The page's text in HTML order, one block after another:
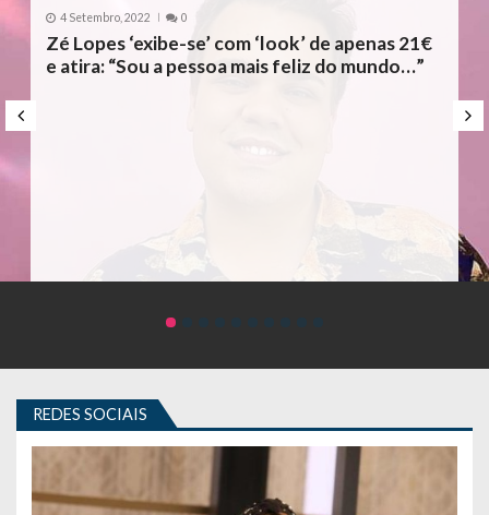
4 Setembro, 2022 0
Zé Lopes ‘exibe-se’ com ‘look’ de apenas 21€
e atira: “Sou a pessoa mais feliz do mundo…”
REDES SOCIAIS